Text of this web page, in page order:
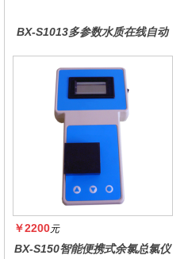
BX-S1013多参数水质在线自动
￥2200元
BX-S150智能便携式余氯总氯仪